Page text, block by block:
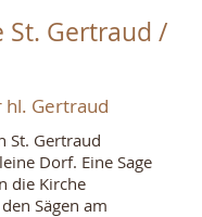
St. Gertraud /
hl. Gertraud
St. Gertraud
Dorf. Eine Sage
die Kirche
Sägen am